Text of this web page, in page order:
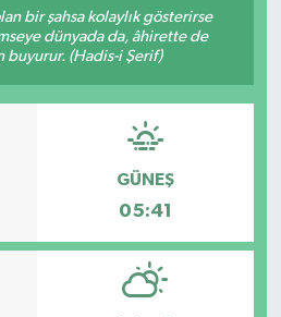
bir şahsa kolaylık gösterirse
dünyada da, âhirette de
buyurur. (Hadis-i Şerif)
GÜNEŞ
05:41